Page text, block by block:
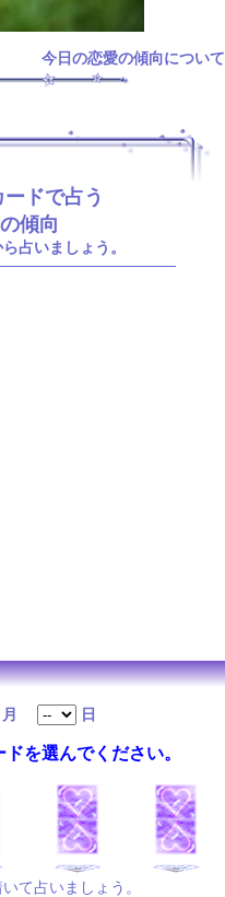
今日の恋愛の傾向について
ドで占う
傾向
占いましょう。
月 日
を選んでください。
て占いましょう。